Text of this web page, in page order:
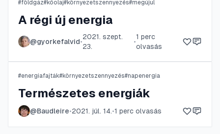
#földgáz#kőolaj#környezetszennyezés#megújul
A régi új energia
@gyorkefalvid•
2021. szept.
23.
•
1 perc
olvasás
#energiafajták#környezetszennyezés#napenergia
Természetes energiák
@Baudleire•2021. júl. 14.•1 perc olvasás